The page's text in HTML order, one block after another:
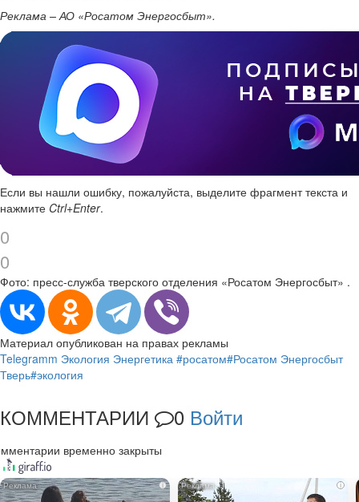
Реклама – АО «Росатом Энергосбыт».
Если вы нашли ошибку, пожалуйста, выделите фрагмент текста и
нажмите Ctrl+Enter.
0
0
Фото: пресс-служба тверского отделения «Росатом Энергосбыт» .
Материал опубликован на правах рекламы
Telegramm Экология Энергетика #росатом#Росатом Энергосбыт
Тверь#экология
КОММЕНТАРИИ 0 Войти
временно закрыты
i i